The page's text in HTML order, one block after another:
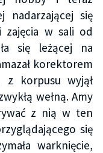
nadarzającej się
zajęcia w sali od
się leżącej na
korektorem
korpusu wyjął
wełną. Amy
z nią w ten
się
warknięcie,